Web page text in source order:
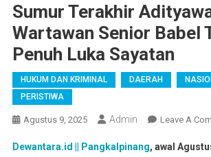
Sumur Terakhir
Wartawan Senior Babel
Penuh Luka Sayatan
HUKUM DAN KRIMINAL DAERAH
PERISTIWA
Agustus 9, 2025 Admin Leave A
Dewantara.id || Pangkalpinang, awal